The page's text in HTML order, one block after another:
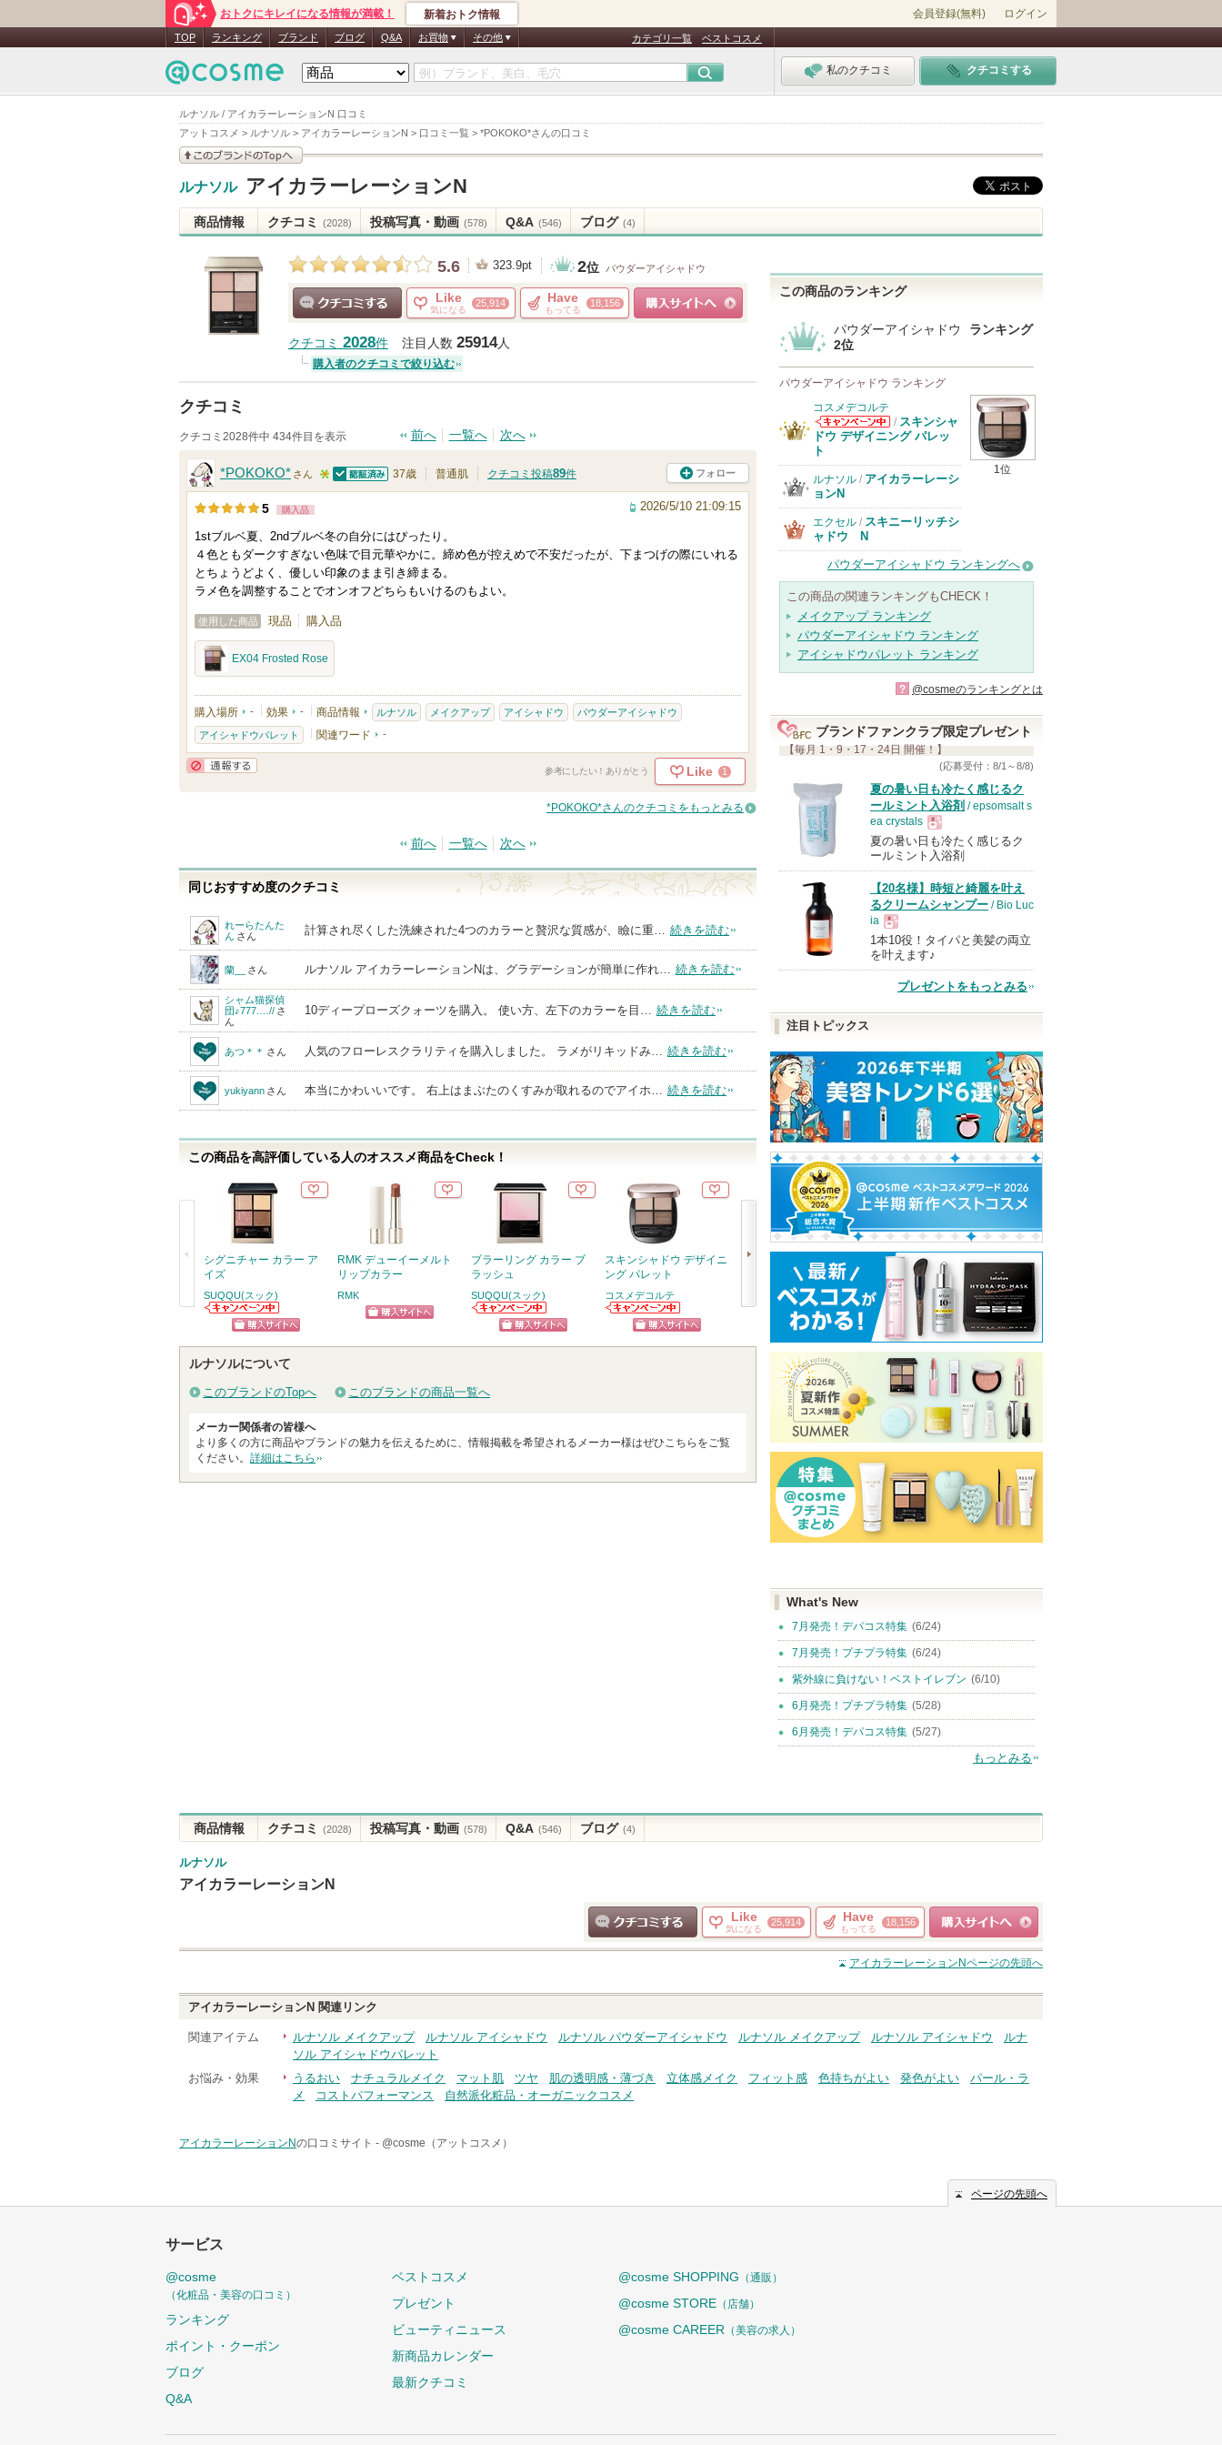
ルナソル / アイカラーレーションN 口コミ
アットコスメ > ルナソル > アイカラーレーションN > 口コミ一覧 > *POKOKO*さんの口コミ
おトクにキレイになる情報が満載！ 新着おトク情報 会員登録(無料) ログイン
TOP ランキング ブランド ブログ Q&A お買物 その他 カテゴリ一覧 ベストコスメ
私のクチコミ クチコミする
このブランドの情報を
ルナソル アイカラーレーションN
商品情報 クチコミ (2028) 投稿写真・動画 (578) Q&A (546) ブログ (4)
5.6 323.9pt 2位 パウダーアイシャドウ
Like
気になる
25,914 Have
もってる
18,156
クチコミ 2028件 注目人数 25914人
購入者のクチコミで絞り込む
クチコミ
クチコミ2028件中 434件目を表示 前へ 一覧へ 次へ
*POKOKO* さん
5
以
上
の
バ
ー
お
気
録
さ
て
い
ま
す
認証済
37歳 普通肌 クチコミ投稿89件 フォロー
5 購入品 2026/5/10 21:09:15
1stブルベ夏、2ndブルベ冬の自分にはぴったり。
４色ともダークすぎない色味で目元華やかに。締め色が控えめで不安だったが、下まつげの際にいれる
とちょうどよく、優しい印象のまま引き締まる。
ラメ色を調整することでオンオフどちらもいけるのもよい。
使用した商品 現品 購入品
EX04 Frosted Rose
購入場所 - 効果 - 商品情報 ルナソル メイクアップ アイシャドウ パウダーアイシャドウ
アイシャドウパレット 関連ワード -
参考にしたい！ありがとう Like 1
*POKOKO*さんのクチコミをもっとみる
前へ 一覧へ 次へ
同じおすすめ度のクチコミ
れーらたんた
ん さん 計算され尽くした洗練された4つのカラーと贅沢な質感が、瞼に重… 続きを読む
蘭__ さん ルナソル アイカラーレーションNは、グラデーションが簡単に作れ… 続きを読む
シャム猫探偵
団♪777.…// さ
ん
10ディープローズクォーツを購入。 使い方、左下のカラーを目… 続きを読む
あつ＊＊ さん 人気のフローレスクラリティを購入しました。 ラメがリキッドみ… 続きを読む
yukiyann さん 本当にかわいいです。 右上はまぶたのくすみが取れるのでアイホ… 続きを読む
この商品を高評価している人のオススメ商品をCheck！
シグニチャー カラー ア
イズ
SUQQU(スック)
SUQQU(スック)
からのお知らせ
がありますショッピン
グサイトへ
RMK デューイーメルト
リップカラー
RMK
ブラーリング カラー ブ
ラッシュ
SUQQU(スック)
SUQQU(スック)
からのお知らせ
がありますショッピン
スキンシャドウ デザイニ
ング パレット
コスメデコルテ
コスメデコルテ
からのお知らせ
がありますショッピン
クリーミータッチライナ
キャンメイク
ショッピン
グサイトへ
カネボウ ルージュスター
ヴァイブラント
KANEBO
KANEBOからの
お知らせがあり
ます
ショッピン
グサイトへ
ヴォワールコレクチュー
ルｎ
クレ・ド・ポー ボーテ
クレ・ド・ポー
ボーテからのお
知らせがありま
ショッピン
ルナソルについて
このブランドのTopへ このブランドの商品一覧へ
メーカー関係者の皆様へ
より多くの方に商品やブランドの魅力を伝えるために、情報掲載を希望されるメーカー様はぜひこちらをご覧
ください。 詳細はこちら
この商品のランキング
パウダーアイシャドウ
ランキング
2位
パウダーアイシャドウ ランキング
1位
コスメデコルテ
コスメデコルテ
からのお知らせ
/ スキンシャ
ドウ デザイニング パレッ
ト
ルナソル / アイカラーレーシ
ョンN
エクセル / スキニーリッチシ
ャドウ N
パウダーアイシャドウ ランキングへ
この商品の関連ランキングもCHECK！
メイクアップ ランキング
パウダーアイシャドウ ランキング
アイシャドウパレット ランキング
? @cosmeのランキングとは
ブランドファンクラブ限定プレゼント
【毎月 1・9・17・24日 開催！】
(応募受付：8/1～8/8)
夏の暑い日も冷たく感じるク
ールミント入浴剤 / epsomsalt s
ea crystals
現
品
夏の暑い日も冷たく感じるク
ールミント入浴剤
【20名様】時短と綺麗を叶え
るクリームシャンプー / Bio Luc
ia
現
1本10役！タイパと美髪の両立
を叶えます♪
プレゼントをもっとみる
注目トピックス
What's New
7月発売！デパコス特集 (6/24)
7月発売！プチプラ特集 (6/24)
紫外線に負けない！ベストイレブン (6/10)
6月発売！プチプラ特集 (5/28)
6月発売！デパコス特集 (5/27)
もっとみる
商品情報 クチコミ (2028) 投稿写真・動画 (578) Q&A (546) ブログ (4)
ルナソル
アイカラーレーションN
クチコミする
Like
気になる
25,914 Have
もってる
18,156
ショッピングサイト
へ
アイカラーレーションNページの先頭へ
アイカラーレーションN 関連リンク
関連アイテム ルナソル メイクアップ ルナソル アイシャドウ ルナソル パウダーアイシャドウ ルナソル メイクアップ ルナソル アイシャドウ
ルナ
ソル アイシャドウパレット
お悩み・効果
うるおい ナチュラルメイク マット肌 ツヤ 肌の透明感・薄づき 立体感メイク フィット感 色持ちがよい 発色がよい
パール・ラ
メ
コストパフォーマンス 自然派化粧品・オーガニックコスメ
アイカラーレーションNの口コミサイト - @cosme（アットコスメ）
ページの先頭へ
サービス
@cosme
（化粧品・美容の口コミ）
ランキング
ポイント・クーポン
ブログ
Q&A
ベストコスメ
プレゼント
ビューティニュース
新商品カレンダー
最新クチコミ
@cosme SHOPPING （通販）
@cosme STORE （店舗）
@cosme CAREER （美容の求人）